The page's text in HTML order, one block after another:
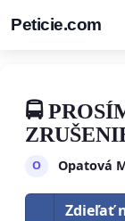
Peticie.com
🚍
O Opatová
Zdieľať